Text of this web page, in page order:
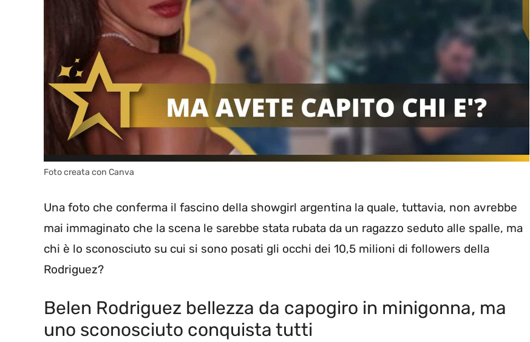
Foto creata con Canva
Una foto che conferma il fascino della showgirl argentina la quale, tuttavia, non avrebbe
mai immaginato che la scena le sarebbe stata rubata da un ragazzo seduto alle spalle, ma
chi è lo sconosciuto su cui si sono posati gli occhi dei 10,5 milioni di followers della
Rodriguez?
Belen Rodriguez bellezza da capogiro in minigonna, ma
uno sconosciuto conquista tutti